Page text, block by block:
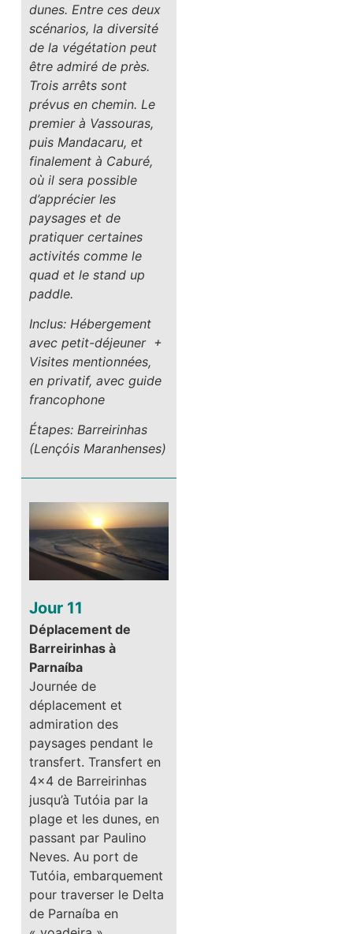
dunes. Entre ces deux
scénarios, la diversité
de la végétation peut
être admiré de près.
Trois arrêts sont
prévus en chemin. Le
premier à Vassouras,
puis Mandacaru, et
finalement à Caburé,
où il sera possible
d’apprécier les
paysages et de
pratiquer certaines
activités comme le
quad et le stand up
paddle.
Inclus: Hébergement
avec petit-déjeuner +
Visites mentionnées,
en privatif, avec guide
francophone
Étapes: Barreirinhas
(Lençóis Maranhenses)
Jour 11
Déplacement de
Barreirinhas à
Parnaíba
Journée de
déplacement et
admiration des
paysages pendant le
transfert. Transfert en
4×4 de Barreirinhas
jusqu’à Tutóia par la
plage et les dunes, en
passant par Paulino
Neves. Au port de
Tutóia, embarquement
pour traverser le Delta
de Parnaíba en